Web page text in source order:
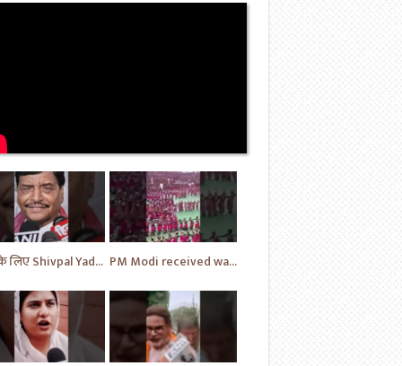
BJP के लिए Shivpal Yadav Yadav ने लगाया गंभीर आरोप | #samajwadiparty | Akhilesh Yadav | #shorts #yt PM Modi received warm welcome at Andhra Pradesh | News | BJP | #shorts #ytshorts #news